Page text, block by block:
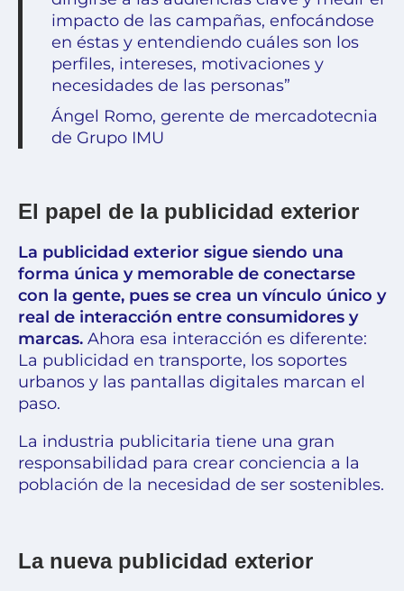
impacto de las campañas, enfocándose
en éstas y entendiendo cuáles son los
perfiles, intereses, motivaciones y
necesidades de las personas”
Ángel Romo, gerente de mercadotecnia
de Grupo IMU
El papel de la publicidad exterior
La publicidad exterior sigue siendo una
forma única y memorable de conectarse
con la gente, pues se crea un vínculo único y
real de interacción entre consumidores y
marcas. Ahora esa interacción es diferente:
La publicidad en transporte, los soportes
urbanos y las pantallas digitales marcan el
paso.
La industria publicitaria tiene una gran
responsabilidad para crear conciencia a la
población de la necesidad de ser sostenibles.
La nueva publicidad exterior